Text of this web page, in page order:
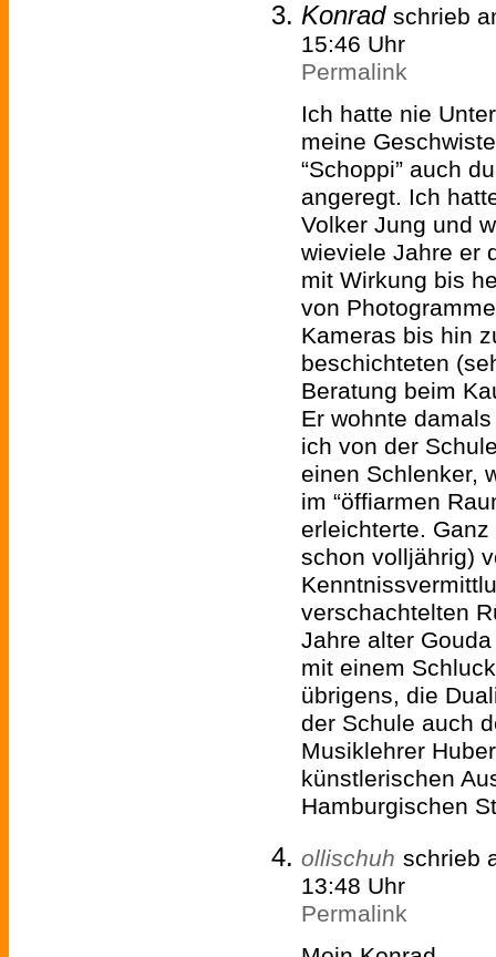
Konrad schrieb
15:46 Uhr
Permalink
Ich hatte nie
meine
“Schoppi” auch
angeregt. Ich
Volker Jung und
wieviele Jahre er
mit Wirkung bis
von
Kameras bis hin
beschichteten
Beratung beim
Er wohnte
ich von der
einen Schlenker,
im “öffiarmen
erleichterte.
schon volljährig)
verschachtelten
Jahre alter
mit einem
übrigens, die
der Schule auch
Musiklehrer
künstlerischen
Hamburgischen
ollischuh schrieb
13:48 Uhr
Permalink